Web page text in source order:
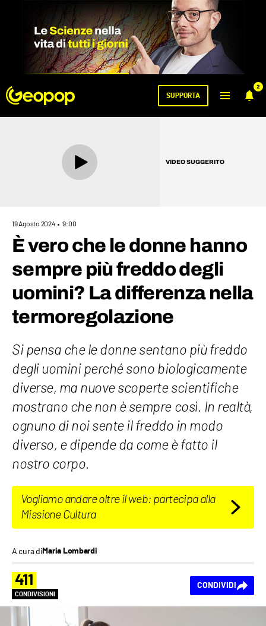
2
SUPPORTA
VIDEO SUGGERITO
19 Agosto 2024 9:00
È vero che le donne hanno
sempre più freddo degli
uomini? La differenza nella
termoregolazione
Si pensa che le donne sentano più freddo
degli uomini perché sono biologicamente
diverse, ma nuove scoperte scientifiche
mostrano che non è sempre così. In realtà,
ognuno di noi sente il freddo in modo
diverso, e dipende da come è fatto il
nostro corpo.
Vogliamo andare oltre il web: partecipa alla
Missione Cultura
A cura diMaria Lombardi
411
CONDIVISIONI
CONDIVIDI